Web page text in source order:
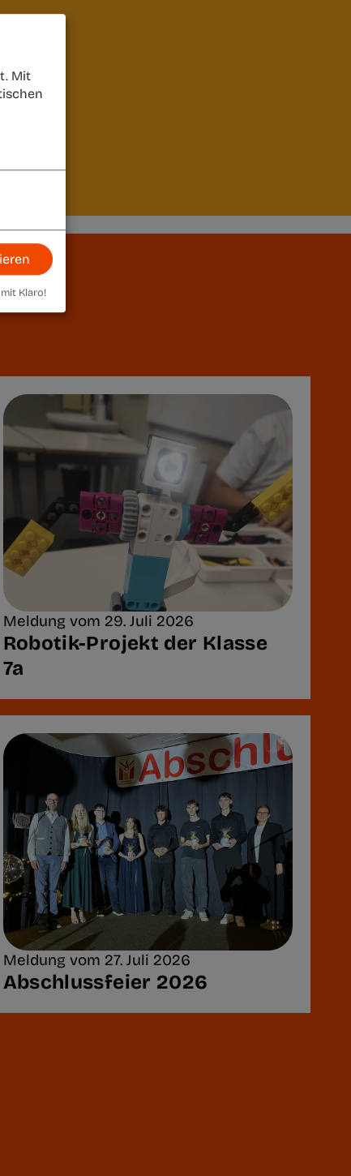
Meldung vom 29. Juli 2026
Robotik-Projekt der Klasse
7a
Meldung vom 27. Juli 2026
Abschlussfeier 2026
Mit
Klaro!